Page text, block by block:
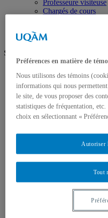
Professeure visiteuse
Chargés de cours
Suivez-nous
twitter
youtube
linkedin
instagram
Futurs étudiants
Vie étudiante
Demande
Étudiants
Portail étudiant
Ressources
Choix de cours (Bac
Choix de cours
Préférences en matière de
Nous utilisons des témoins
informations qui nous
le site, de vous proposer des
statistiques de fréquentation,
choix en sélectionnant «
Tout
Autoriser